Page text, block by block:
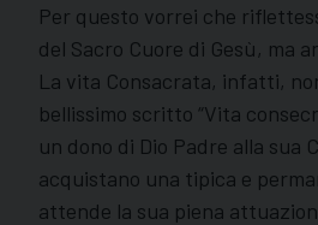
Per questo vorrei che
del Sacro Cuore di Gesù, ma
La vita Consacrata, infatti,
bellissimo scritto “Vita
un dono di Dio Padre alla
acquistano una tipica e
attende la sua piena